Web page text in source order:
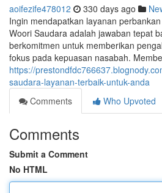
aoifezife478012 330 days ago
Ingin mendapatkan layanan
Woori Saudara adalah jawaban tepat
berkomitmen untuk memberikan
fokus pada kepuasan nasabah.
https://
saudara-layanan-terbaik-untuk-anda
Comments
Who Upvoted
Comments
Submit a Comment
No HTML